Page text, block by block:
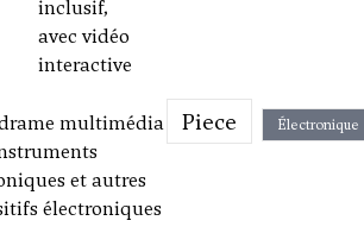
inclusif,
avec vidéo
interactive
multimédia
et autres
électroniques
Piece Électronique